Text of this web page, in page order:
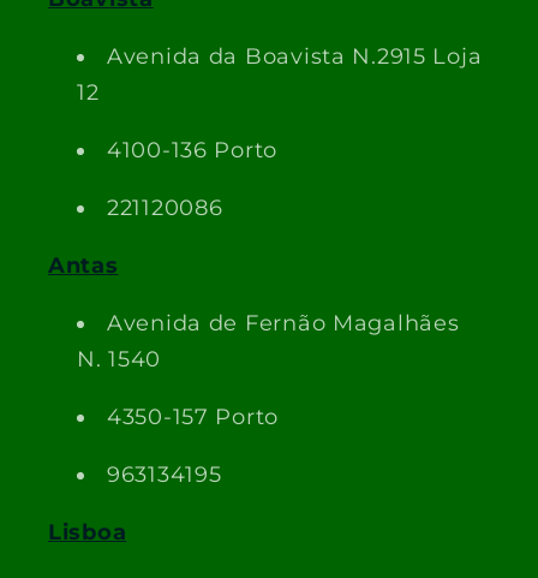
Avenida da Boavista N.2915 Loja
12
4100-136 Porto
221120086
Antas
Avenida de Fernão Magalhães
N. 1540
4350-157 Porto
963134195
Lisboa